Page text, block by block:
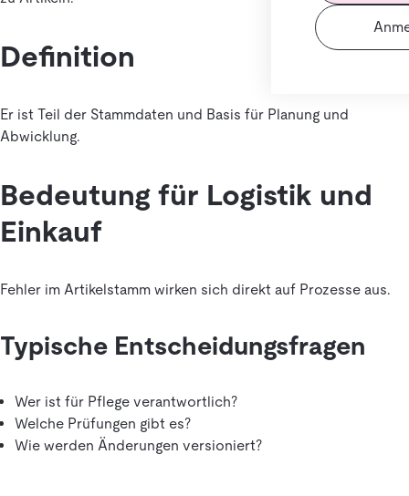
Definition
Er ist Teil der Stammdaten und Basis für Planung und
Abwicklung.
Bedeutung für Logistik und
Einkauf
Fehler im Artikelstamm wirken sich direkt auf Prozesse aus.
Typische Entscheidungsfragen
Wer ist für Pflege verantwortlich?
Welche Prüfungen gibt es?
Wie werden Änderungen versioniert?